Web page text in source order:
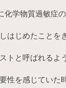
学物質過敏症
はじめたこと
トと呼ばれるよ
を感じていた